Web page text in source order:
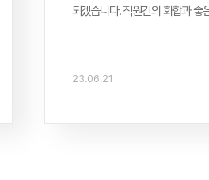
되겠습니다. 직원간의 화합과 좋은 추억을 만들고 1박2일의
23.06.21